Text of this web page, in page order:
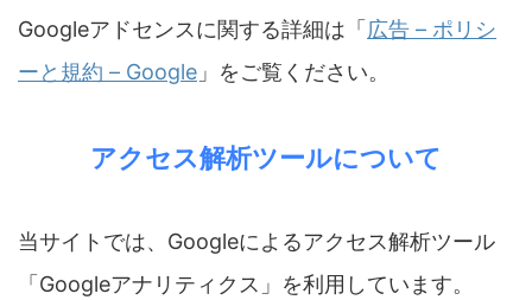
Googleアドセンスに関する詳細は「 広告 – ポリシ
ーと規約 – Google 」をご覧ください。
アクセス解析ツールについて
当サイトでは、Googleによるアクセス解析ツール
「Googleアナリティクス」を利用しています。